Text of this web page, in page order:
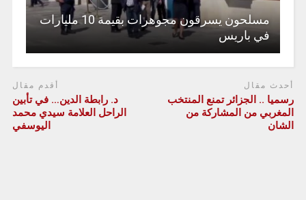
مسلحون يسرقون مجوهرات بقيمة 10 مليارات
في باريس
أحدث مقال
رسميا .. الجزائر تمنع المنتخب
المغربي من المشاركة من
الشان
أقدم مقال
د. رابطة الدين… في تأبين
الراحل العلامة سيدي محمد
اليوسفي